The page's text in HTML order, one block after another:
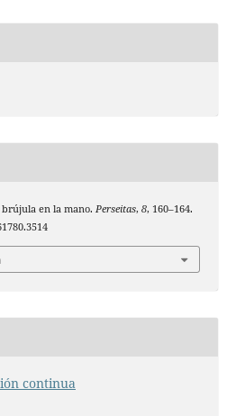
brújula en la mano. Perseitas, 8, 160–164.
continua